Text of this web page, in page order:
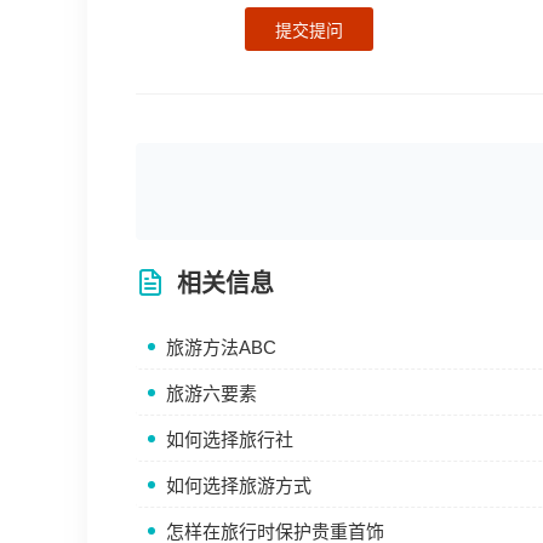
提交提问
相关信息
旅游方法ABC
旅游六要素
如何选择旅行社
如何选择旅游方式
怎样在旅行时保护贵重首饰